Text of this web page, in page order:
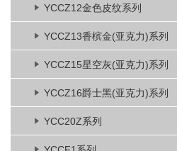
YCCZ12金色皮纹系列
YCCZ13香槟金(亚克力)系列
YCCZ15星空灰(亚克力)系列
YCCZ16爵士黑(亚克力)系列
YCC20Z系列